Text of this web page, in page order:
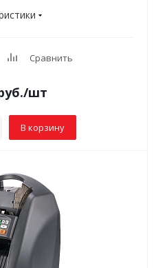
Сравнить
/шт
В корзину